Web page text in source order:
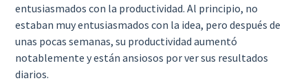
entusiasmados con la productividad. Al principio, no
estaban muy entusiasmados con la idea, pero después de
unas pocas semanas, su productividad aumentó
notablemente y están ansiosos por ver sus resultados
diarios.